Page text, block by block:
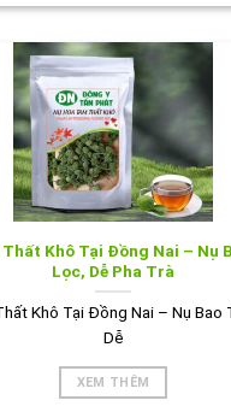
Thất Khô Tại Đồng Nai – Nụ
Lọc, Dễ Pha Trà
Khô Tại Đồng Nai – Nụ Bao
Dễ
XEM THÊM